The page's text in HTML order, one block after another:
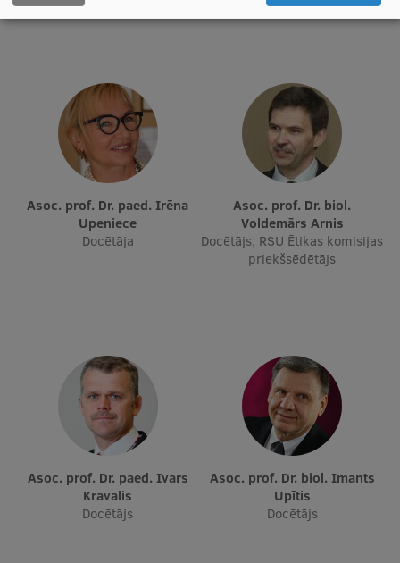
Starptautiskā sadarbība
Mobilitātes programmas
Starptautiskie projekti
Starptautiskie sadarbības partneri
EURAXESS RSU kontaktpunkts
EATRIS koordinators Latvijā
Asoc. prof. Dr. paed. Irēna
Upeniece
Docētāja
Asoc. prof. Dr. biol.
Voldemārs Arnis
Docētājs, RSU Ētikas komisijas
priekšsēdētājs
Asoc. prof. Dr. paed. Ivars
Kravalis
Docētājs
Asoc. prof. Dr. biol. Imants
Upītis
Docētājs